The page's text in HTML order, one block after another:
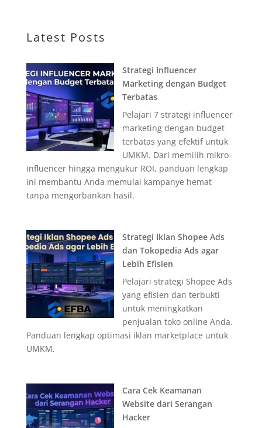
Latest Posts
Strategi Influencer
Marketing dengan Budget
Terbatas
Pelajari 7 strategi influencer
marketing dengan budget
terbatas yang efektif untuk
UMKM. Dari memilih mikro-
influencer hingga mengukur ROI, panduan lengkap
ini membantu Anda memulai kampanye hemat
tanpa mengorbankan hasil.
Strategi Iklan Shopee Ads
dan Tokopedia Ads agar
Lebih Efisien
Pelajari strategi Shopee Ads
yang efisien dan terbukti
untuk meningkatkan
penjualan toko online Anda.
Panduan lengkap optimasi iklan marketplace untuk
UMKM.
Cara Cek Keamanan
Website dari Serangan
Hacker